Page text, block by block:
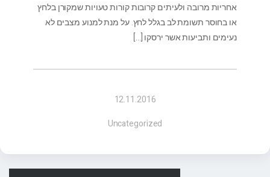
אחריות מרובה ולעיתים קרובות קורות טעויות שמקורן בלחץ
או בחוסר תשומת לב בגלל לחץ. על מנת למנוע מצבים לא
נעימים ותביעות אשר ירסקו […]
12.11.2016
Uncategorized